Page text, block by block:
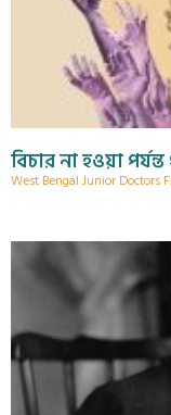
বিচার না হওয়া
West Bengal Junior Doctors